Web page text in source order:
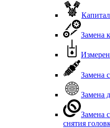
Замена
Замена
Замена
Замена
снятия